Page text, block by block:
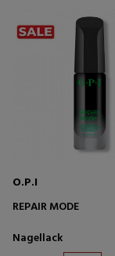
O.P.I
REPAIR MODE
Nagellack